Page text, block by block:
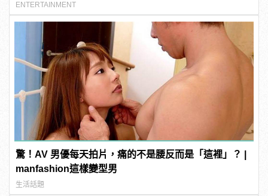
ENTERTAINMENT
驚！AV 男優每天拍片，痛的不是腰反而是「這裡」？ |
manfashion這樣變型男
生活話題